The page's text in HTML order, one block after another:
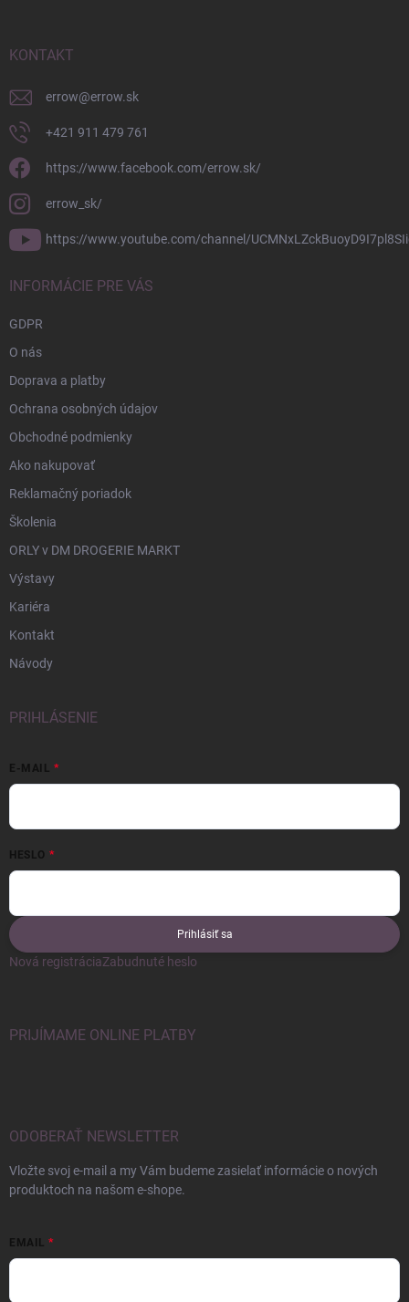
KONTAKT
errow@errow.sk
+421 911 479 761
https://www.facebook.com/errow.sk/
errow_sk/
https://www.youtube.com/channel/
INFORMÁCIE PRE VÁS
GDPR
O nás
Doprava a platby
Ochrana osobných údajov
Obchodné podmienky
Ako nakupovať
Reklamačný poriadok
Školenia
ORLY v DM DROGERIE MARKT
Výstavy
Kariéra
Kontakt
Návody
PRIHLÁSENIE
E-MAIL
HESLO
Prihlásiť sa
Nová registráciaZabudnuté heslo
PRIJÍMAME ONLINE PLATBY
ODOBERAŤ NEWSLETTER
Vložte svoj e-mail a my Vám budeme zasielať informácie o nových
produktoch na našom e-shope.
EMAIL